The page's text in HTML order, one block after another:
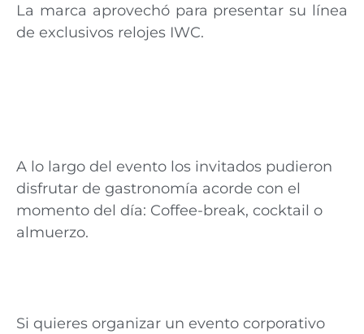
La marca aprovechó para presentar su línea
de exclusivos relojes IWC.
A lo largo del evento los invitados pudieron
disfrutar de gastronomía acorde con el
momento del día: Coffee-break, cocktail o
almuerzo.
Si quieres organizar un evento corporativo